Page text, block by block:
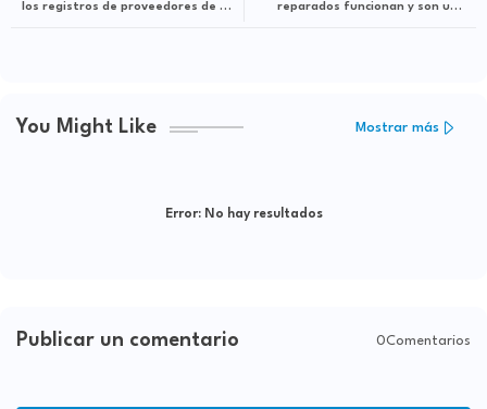
reparados funcionan y son una
los registros de proveedores de 22
You Might Like Mostrar más
Error:No hay resultados
Publicar un comentario 0Comentarios